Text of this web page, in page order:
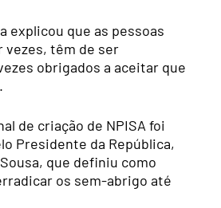
explicou que as pessoas
vezes, têm de ser
obrigados a aceitar que
de criação de NPISA foi
Presidente da República,
que definiu como
os sem-abrigo até